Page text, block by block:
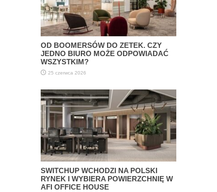
OD BOOMERSÓW DO ZETEK. CZY
JEDNO BIURO MOŻE ODPOWIADAĆ
WSZYSTKIM?
25 czerwca 2026
SWITCHUP WCHODZI NA POLSKI
RYNEK I WYBIERA POWIERZCHNIĘ W
AFI OFFICE HOUSE